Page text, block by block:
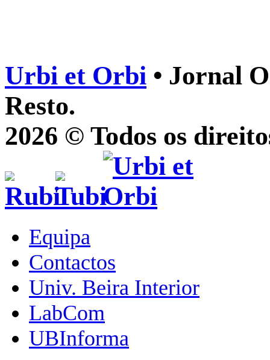
Urbi et Orbi • Jornal
Resto.
2026 © Todos os
Equipa
Contactos
Univ. Beira Interior
LabCom
UBInforma